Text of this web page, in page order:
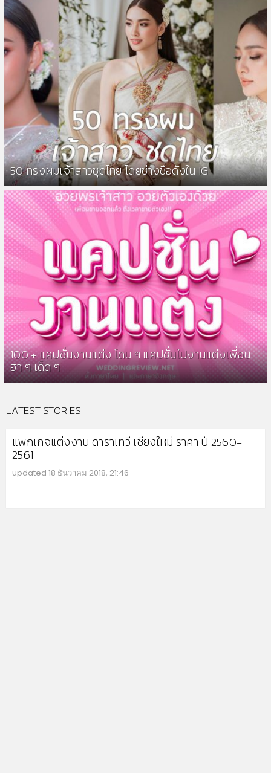
50 ทรงผมเจ้าสาวชุดไทย โดยช่างชื่อดังใน IG
100 + แคปชั่นงานแต่ง โดน ๆ แคปชั่นไปงานแต่งเพื่อน
ฮา ๆ เด็ด ๆ
LATEST STORIES
แพกเกจแต่งงาน ดาราเทวี เชียงใหม่ ราคา ปี 2560-
2561
updated 18 ธันวาคม 2018, 21:46